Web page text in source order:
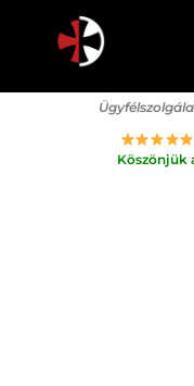
Csodapatika
Természet gyógyereje.
Köszönjük